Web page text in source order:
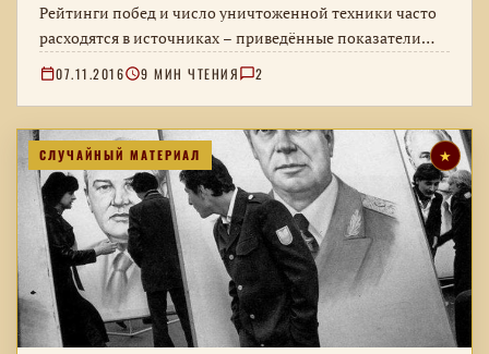
Рейтинги побед и число уничтоженной техники часто
расходятся в источниках – приведённые показатели
нельзя считать бесспорными.
07.11.2016 9 МИН ЧТЕНИЯ 2
СЛУЧАЙНЫЙ МАТЕРИАЛ ★